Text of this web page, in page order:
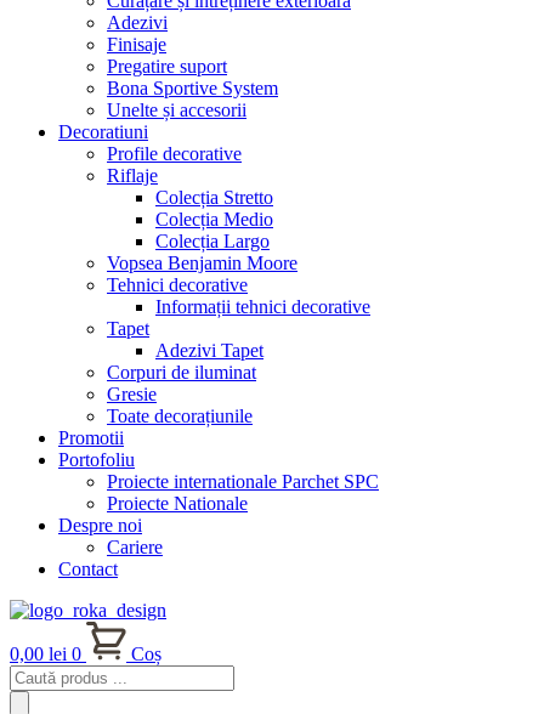
Adezivi
Finisaje
Pregatire suport
Bona Sportive System
Unelte și accesorii
Decoratiuni
Profile decorative
Riflaje
Colecția Stretto
Colecția Medio
Colecția Largo
Vopsea Benjamin Moore
Tehnici decorative
Informații tehnici decorative
Tapet
Adezivi Tapet
Corpuri de iluminat
Gresie
Toate decorațiunile
Promotii
Portofoliu
Proiecte internationale Parchet SPC
Proiecte Nationale
Despre noi
Cariere
Contact
0,00 lei 0
Coș
Products
search